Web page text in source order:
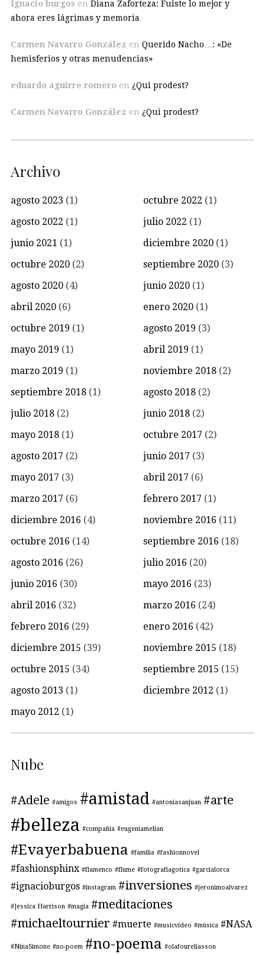
Ignacio burgos en Diana Zaforteza: Fuiste lo mejor y
ahora eres lágrimas y memoria
Carmen Navarro González en Querido Nacho…: «De
hemisferios y otras menudencias»
eduardo aguirre romero en ¿Qui prodest?
Carmen Navarro González en ¿Qui prodest?
Archivo
agosto 2023 (1) octubre 2022 (1)
agosto 2022 (1) julio 2022 (1)
junio 2021 (1) diciembre 2020 (1)
octubre 2020 (2) septiembre 2020 (3)
agosto 2020 (4) junio 2020 (1)
abril 2020 (6) enero 2020 (1)
octubre 2019 (1) agosto 2019 (3)
mayo 2019 (1) abril 2019 (1)
marzo 2019 (1) noviembre 2018 (2)
septiembre 2018 (1) agosto 2018 (2)
julio 2018 (2) junio 2018 (2)
mayo 2018 (1) octubre 2017 (2)
agosto 2017 (2) junio 2017 (3)
mayo 2017 (3) abril 2017 (6)
marzo 2017 (6) febrero 2017 (1)
diciembre 2016 (4) noviembre 2016 (11)
octubre 2016 (14) septiembre 2016 (18)
agosto 2016 (26) julio 2016 (20)
junio 2016 (30) mayo 2016 (23)
abril 2016 (32) marzo 2016 (24)
febrero 2016 (29) enero 2016 (42)
diciembre 2015 (39) noviembre 2015 (18)
octubre 2015 (34) septiembre 2015 (15)
agosto 2013 (1) diciembre 2012 (1)
mayo 2012 (1)
Nube
#Adele #amigos #amistad #antoniasanjuan #arte
#belleza #compañía #eugeniamelian
#Evayerbabuena #familia #fashionnovel
#fashionsphinx #flamenco #flume #fotografiagotica #garcialorca
#ignacioburgos #instagram #inversiones #jeronimoalvarez
#Jessica Harrison #magia #meditaciones
#michaeltournier #muerte #musicvideo #música #NASA
#NinaSimone #no-poem #no-poema #olafoureliasson